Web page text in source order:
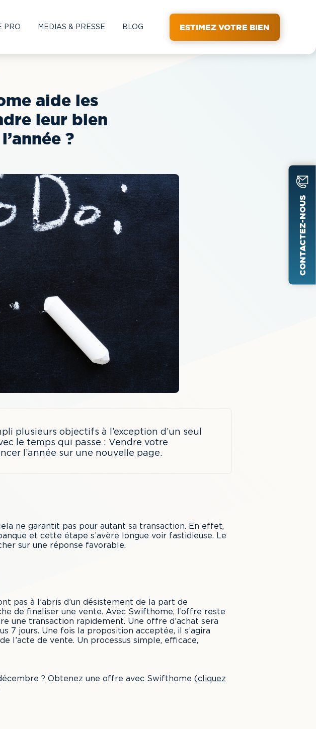
PRO MEDIAS & PRESSE BLOG ESTIMEZ VOTRE BIEN
aide les
leur bien
?
plusieurs objectifs à l’exception d’un seul
le temps qui passe : Vendre votre
l’année sur une nouvelle page.
ne garantit pas pour autant sa transaction. En effet,
et cette étape s’avère longue voir fastidieuse. Le
sur une réponse favorable.
pas à l’abris d’un désistement de la part de
de finaliser une vente. Avec Swifthome, l’offre reste
une transaction rapidement. Une offre d’achat sera
7 jours. Une fois la proposition acceptée, il s’agira
l’acte de vente. Un processus simple, efficace,
? Obtenez une offre avec Swifthome ( cliquez
CONTACTEZ-NOUS